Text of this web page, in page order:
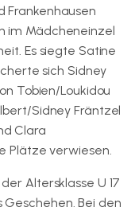
Frankenhausen
im Mädcheneinzel
Es siegte Satine
sich Sidney
Tobien/Loukidou
Sidney Fräntzel
Clara
Plätze verwiesen.
Altersklasse U 17
Bei den